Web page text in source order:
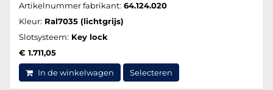
Artikelnummer fabrikant: 64.124.020
Kleur: Ral7035 (lichtgrijs)
Slotsysteem: Key lock
€ 1.711,05
In de winkelwagen Selecteren